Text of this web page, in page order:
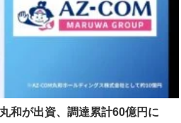
和が出資、調達累計60億円に